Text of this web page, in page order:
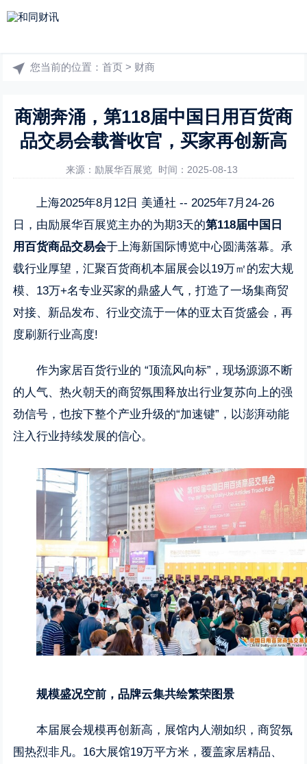
您当前的位置：首页 > 财商
商潮奔涌，第118届中国日用百货商
品交易会载誉收官，买家再创新高
来源：励展华百展览 时间：2025-08-13
上海2025年8月12日 美通社 -- 2025年7月24-26
日，由励展华百展览主办的为期3天的第118届中国日
用百货商品交易会于上海新国际博览中心圆满落幕。承
载行业厚望，汇聚百货商机本届展会以19万㎡的宏大规
模、13万+名专业买家的鼎盛人气，打造了一场集商贸
对接、新品发布、行业交流于一体的亚太百货盛会，再
度刷新行业高度!
作为家居百货行业的 “顶流风向标”，现场源源不断
的人气、热火朝天的商贸氛围释放出行业复苏向上的强
劲信号，也按下整个产业升级的“加速键”，以澎湃动能
注入行业持续发展的信心。
规模盛况空前，品牌云集共绘繁荣图景
本届展会规模再创新高，展馆内人潮如织，商贸氛
围热烈非凡。16大展馆19万平方米，覆盖家居精品、